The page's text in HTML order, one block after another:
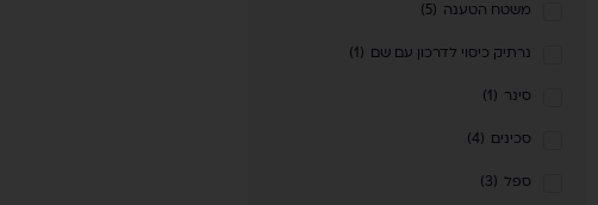
משטח הטענה (
5
)
נרתיק כיסוי לדרכון עם שם (
1
)
סינר (
1
)
סכינים (
4
)
ספל (
3
)